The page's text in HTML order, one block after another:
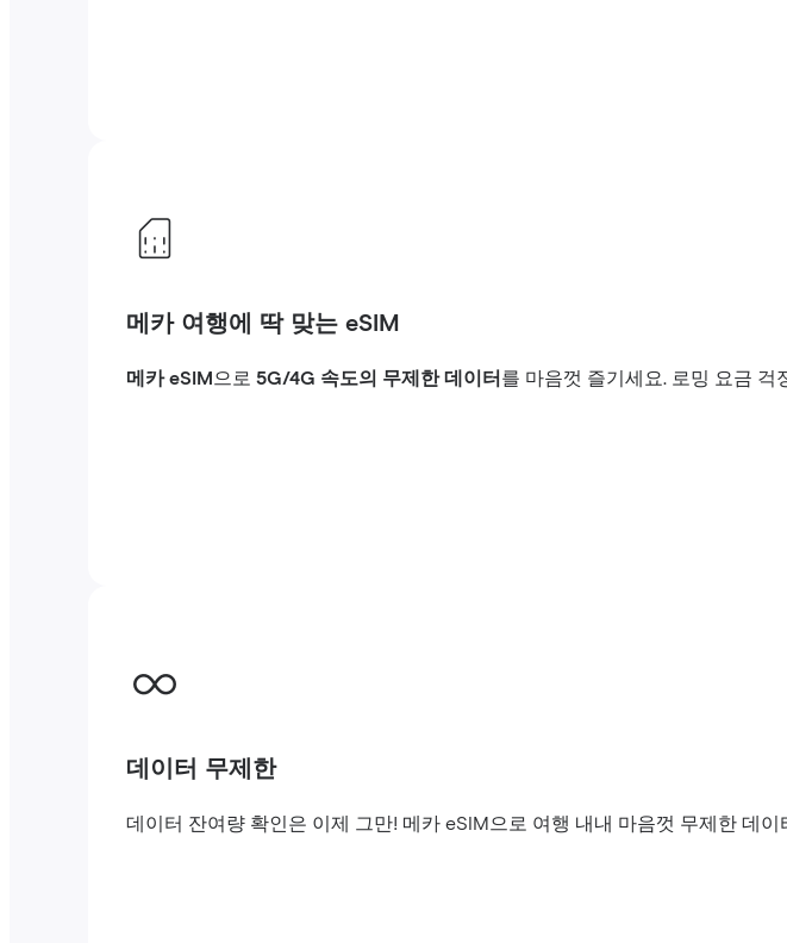
메카 여행에 딱 맞는 eSIM
메카 eSIM 으로5G/4G 속도의 무제한 데이터 를 마음껏 즐기세요. 로밍 요금 걱
데이터 무제한
데이터 잔여량 확인은 이제 그만! 메카 eSIM으로 여행 내내 마음껏 무제한 데이